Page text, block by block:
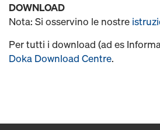
DOWNLOAD
Nota: Si osservino le nostre
Per tutti i download (ad es
Doka Download Centre.